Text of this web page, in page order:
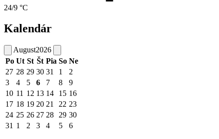
24/9 °C
Kalendár
August2026
Po Ut St Št Pia So Ne
27 28 29 30 31 1
2
3
4 5 6 7 8
9
10 11 12 13 14 15 16
17 18 19 20 21 22 23
24 25 26 27 28 29 30
31 1 2 3 4 5 6